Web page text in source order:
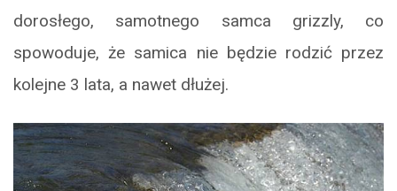
dorosłego, samotnego samca grizzly, co
spowoduje, że samica nie będzie rodzić przez
kolejne 3 lata, a nawet dłużej.